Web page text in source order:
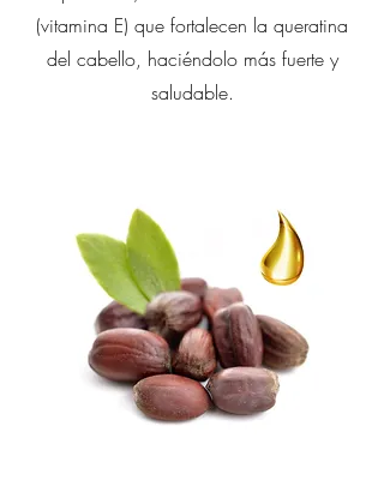
(vitamina E) que fortalecen la queratina
del cabello, haciéndolo más fuerte y
saludable.